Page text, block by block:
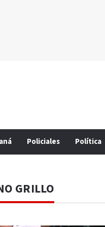
Policiales Política
GRILLO